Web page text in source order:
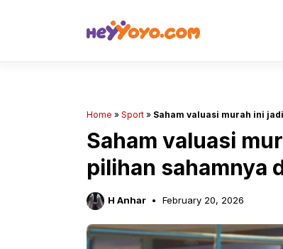
Home » Sport » Saham valuasi murah ini
Saham valuasi
pilihan sahamnya
H Anhar February 20, 2026